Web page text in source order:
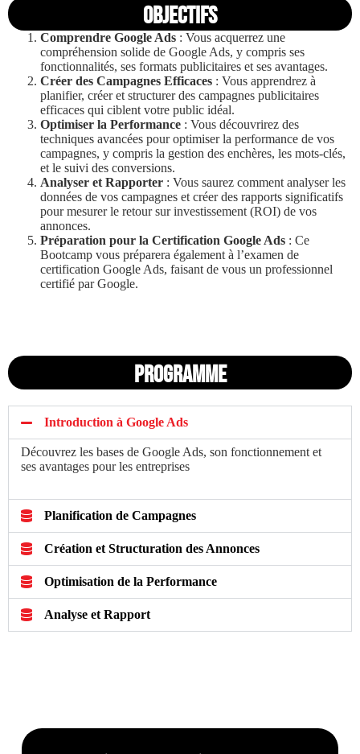
OBJECTIFS
Comprendre Google Ads : Vous acquerrez une
compréhension solide de Google Ads, y compris ses
fonctionnalités, ses formats publicitaires et ses avantages.
Créer des Campagnes Efficaces : Vous apprendrez à
planifier, créer et structurer des campagnes publicitaires
efficaces qui ciblent votre public idéal.
Optimiser la Performance : Vous découvrirez des
techniques avancées pour optimiser la performance de vos
campagnes, y compris la gestion des enchères, les mots-clés,
et le suivi des conversions.
Analyser et Rapporter : Vous saurez comment analyser les
données de vos campagnes et créer des rapports significatifs
pour mesurer le retour sur investissement (ROI) de vos
annonces.
Préparation pour la Certification Google Ads : Ce
Bootcamp vous préparera également à l’examen de
certification Google Ads, faisant de vous un professionnel
certifié par Google.
Programme
Introduction à Google Ads
Découvrez les bases de Google Ads, son fonctionnement et
ses avantages pour les entreprises
Planification de Campagnes
Création et Structuration des Annonces
Optimisation de la Performance
Analyse et Rapport